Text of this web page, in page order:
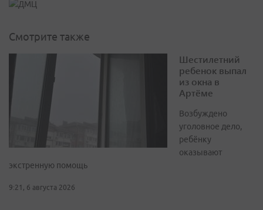
Смотрите также
Шестилетний
ребенок выпал
из окна в
Артёме
Возбуждено
уголовное дело,
ребёнку
оказывают
экстренную помощь
9:21, 6 августа 2026